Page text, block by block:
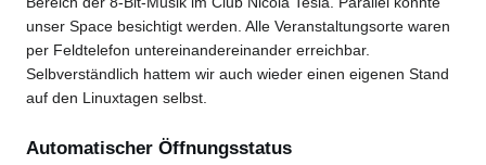
unser Space besichtigt werden. Alle Veranstaltungsorte waren
per Feldtelefon untereinandereinander erreichbar.
Selbverständlich hattem wir auch wieder einen eigenen Stand
auf den Linuxtagen selbst.
Automatischer Öffnungsstatus